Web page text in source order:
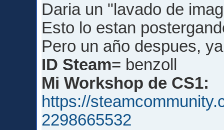
Daria un "lavado de
Esto lo estan
Pero un año despues,
ID Steam= benzoll
Mi Workshop de CS1:
https://
2298665532